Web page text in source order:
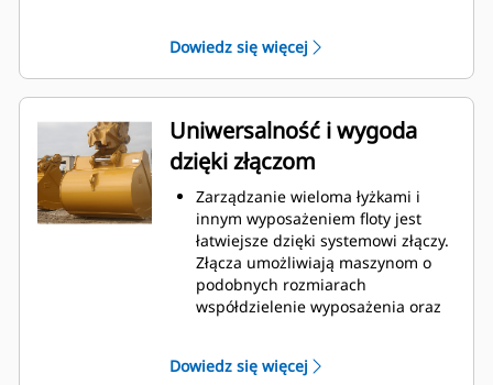
pozwalają utrzymać większość
materiału w łyżce podczas każdego
załadunku.
odpornej na ścieranie stali,
zwłaszcza w przypadku
podzespołów podatnych na
nadmierne zużycie.
Chroń najważniejsze, podatne na
zużycie obszary łyżki za pomocą
osprzętu do prac ziemnych (GET)
Cat.
Zwiększ produkcję w
wymagających zastosowaniach,
ułatw penetrację podczas
stertowania i skróć czas trwania
cyklu za pomocą systemu Cat®
Montuj i demontuj końcówki
Dowiedz się więcej
Uniwersalność i wygoda
dzięki złączom
Zarządzanie wieloma łyżkami i
innym wyposażeniem floty jest
łatwiejsze dzięki systemowi złączy.
Złącza umożliwiają maszynom o
podobnych rozmiarach
współdzielenie wyposażenia oraz
Łyżki, które można zamocować
Dowiedz się więcej